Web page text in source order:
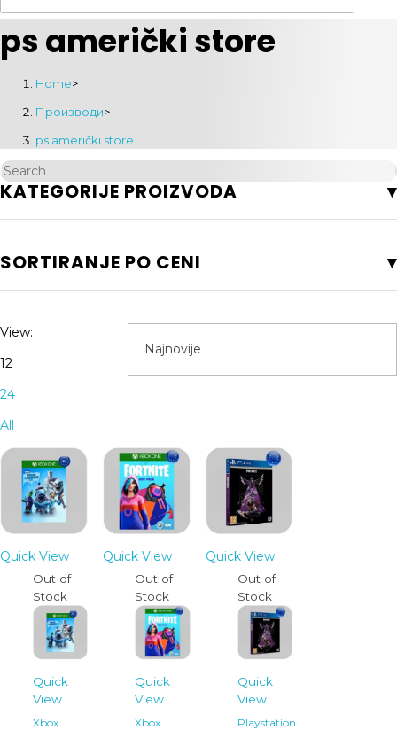
ps američki store
Home>
Производи>
ps američki store
KATEGORIJE PROIZVODA
SORTIRANJE PO CENI
View:
12
24
All
Quick View
Out of
Stock
Quick
View
Xbox
Quick View
Out of
Stock
Quick
View
Xbox
Quick View
Out of
Stock
Quick
View
Playstation